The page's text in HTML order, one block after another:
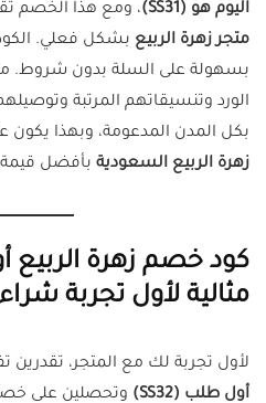
اليوم هو (SS31)
، ومع هذا الخصم
متجر زهرة الربيع بشكل فعلي.
بسهولة على السلة بدون شروط.
الورد وتنسيقاتهم المرتبة
بكل المدن المدعومة، وبهذا
زهرة الربيع السعودية بأفضل
كود خصم زهرة الربيع
مثالية لأول تجربة شراء
لأول تجربة لك مع المتجر، تقدرين
أول طلب (SS32)